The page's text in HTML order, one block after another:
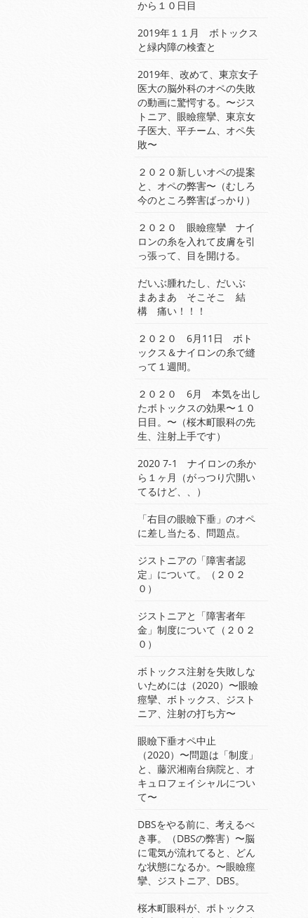
から１０日目
2019年１１月 ボトックス
と緑内障の検査と
2019年、改めて、東京女子
医大の脳外科のオペの失敗
の動画に驚愕する。〜ジス
トニア、眼瞼痙攣、東京女
子医大、平チーム、オペ失
敗〜
２０２０新しいオペの提案
と、オペの弊害〜（むしろ
今のところ弊害ばっかり）
２０２０ 眼瞼痙攣 ナイ
ロンの糸を入れて皮膚を引
っ張って、目を開ける。
だいぶ腫れたし、だいぶ
まあまあ そこそこ 結
構 痛い！！！
２０２０ 6月11日 ボト
ックス＆ナイロンの糸で縫
って１週間。
２０２０ 6月 本気を出し
たボトックスの効果〜１０
日目。〜（桜木町眼科の先
生、注射上手です）
2020 7-1 ナイロンの糸か
ら１ヶ月（がっつり穴開い
てるけど、、）
「右目の眼瞼下垂」のオペ
に差し当たる、問題点。
ジストニアの「障害者認
定」について。（２０２
０）
ジストニアと「障害者年
金」制度について（２０２
０）
ボトックス注射を失敗しな
いためには（2020）〜眼瞼
痙攣、ボトックス、ジスト
ニア、注射の打ち方〜
眼瞼下垂オペ中止
（2020）〜問題は「制度」
と、藤沢湘南台病院と、オ
キュロフェイシャルについ
て〜
DBSをやる前に、考えるべ
き事。（DBSの弊害）〜脳
に電気が流れてると、どん
な状態になるか。〜眼瞼痙
攣、ジストニア、DBS。
桜木町眼科が、ボトックス